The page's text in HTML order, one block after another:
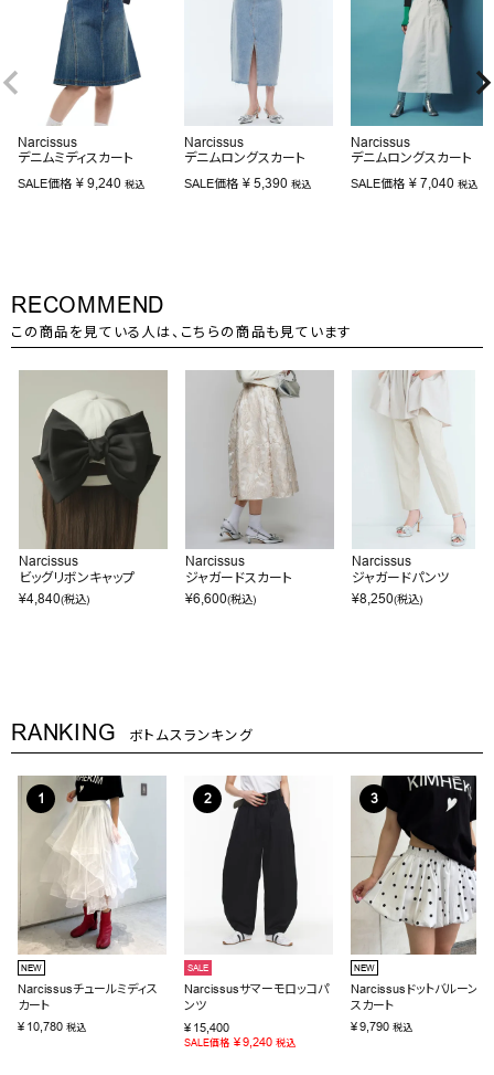
Narcissus
デニムミディスカート
SALE価格 ¥ 9,240 税込
Narcissus
デニムロングスカート
SALE価格 ¥ 5,390 税込
Narcissus
デニムロングスカート
SALE価格 ¥ 7,040 税込
RECOMMEND
この商品を見ている人は、こちらの商品も見ています
Narcissus
ビッグリボンキャップ
¥4,840(税込)
Narcissus
ジャガードスカート
¥6,600(税込)
Narcissus
ジャガードパンツ
¥8,250(税込)
RANKING ボトムスランキング
NEW
Narcissusチュールミディス
カート
¥ 10,780 税込
SALE
Narcissusサマーモロッコパ
ンツ
¥ 15,400
SALE価格 ¥9,240 税込
NEW
Narcissusドットバルーンミ
スカート
¥9,790 税込